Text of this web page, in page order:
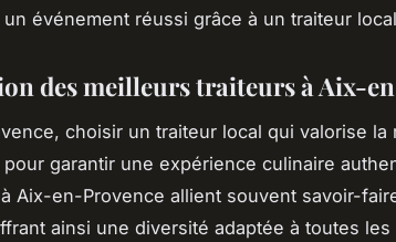
événement réussi grâce à un traiteur
des meilleurs traiteurs à Aix-
choisir un traiteur local qui valorise la
garantir une expérience culinaire
Aix-en-Provence allient souvent savoir-
ainsi une diversité adaptée à toutes les